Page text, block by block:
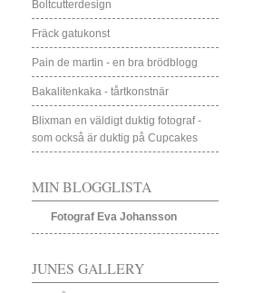
Boltcutterdesign
Fräck gatukonst
Pain de martin - en bra brödblogg
Bakalitenkaka - tårtkonstnär
Blixman en väldigt duktig fotograf -
som också är duktig på Cupcakes
MIN BLOGGLISTA
Fotograf Eva Johansson
JUNES GALLERY